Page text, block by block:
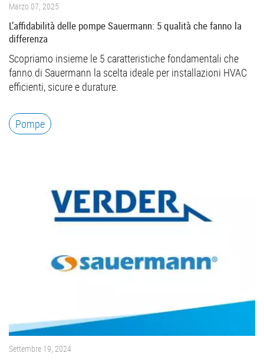
Marzo 07, 2025
L’affidabilità delle pompe Sauermann: 5 qualità che fanno la
differenza
Scopriamo insieme le 5 caratteristiche fondamentali che
fanno di Sauermann la scelta ideale per installazioni HVAC
efficienti, sicure e durature.
Pompe
Settembre 19, 2024